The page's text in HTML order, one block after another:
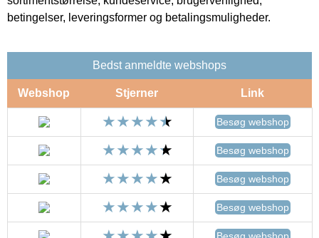
betingelser, leveringsformer og betalingsmuligheder.
Bedst anmeldte webshops
Webshop Stjerner Link
Besøg webshop
Besøg webshop
Besøg webshop
Besøg webshop